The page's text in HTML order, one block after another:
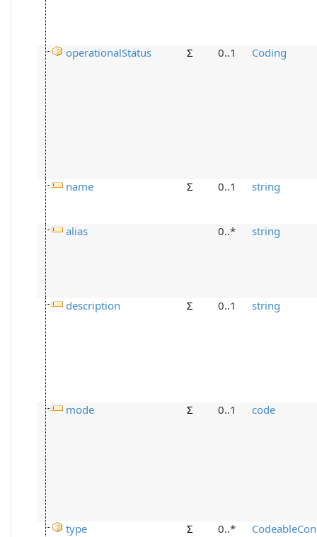
operationalStatus Σ 0..1 Coding
name Σ 0..1 string
alias 0..* string
description Σ 0..1 string
mode Σ 0..1 code
type Σ 0..*